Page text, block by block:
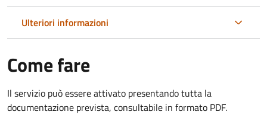
Ulteriori informazioni
Come fare
Il servizio può essere attivato presentando tutta la
documentazione prevista, consultabile in formato PDF.